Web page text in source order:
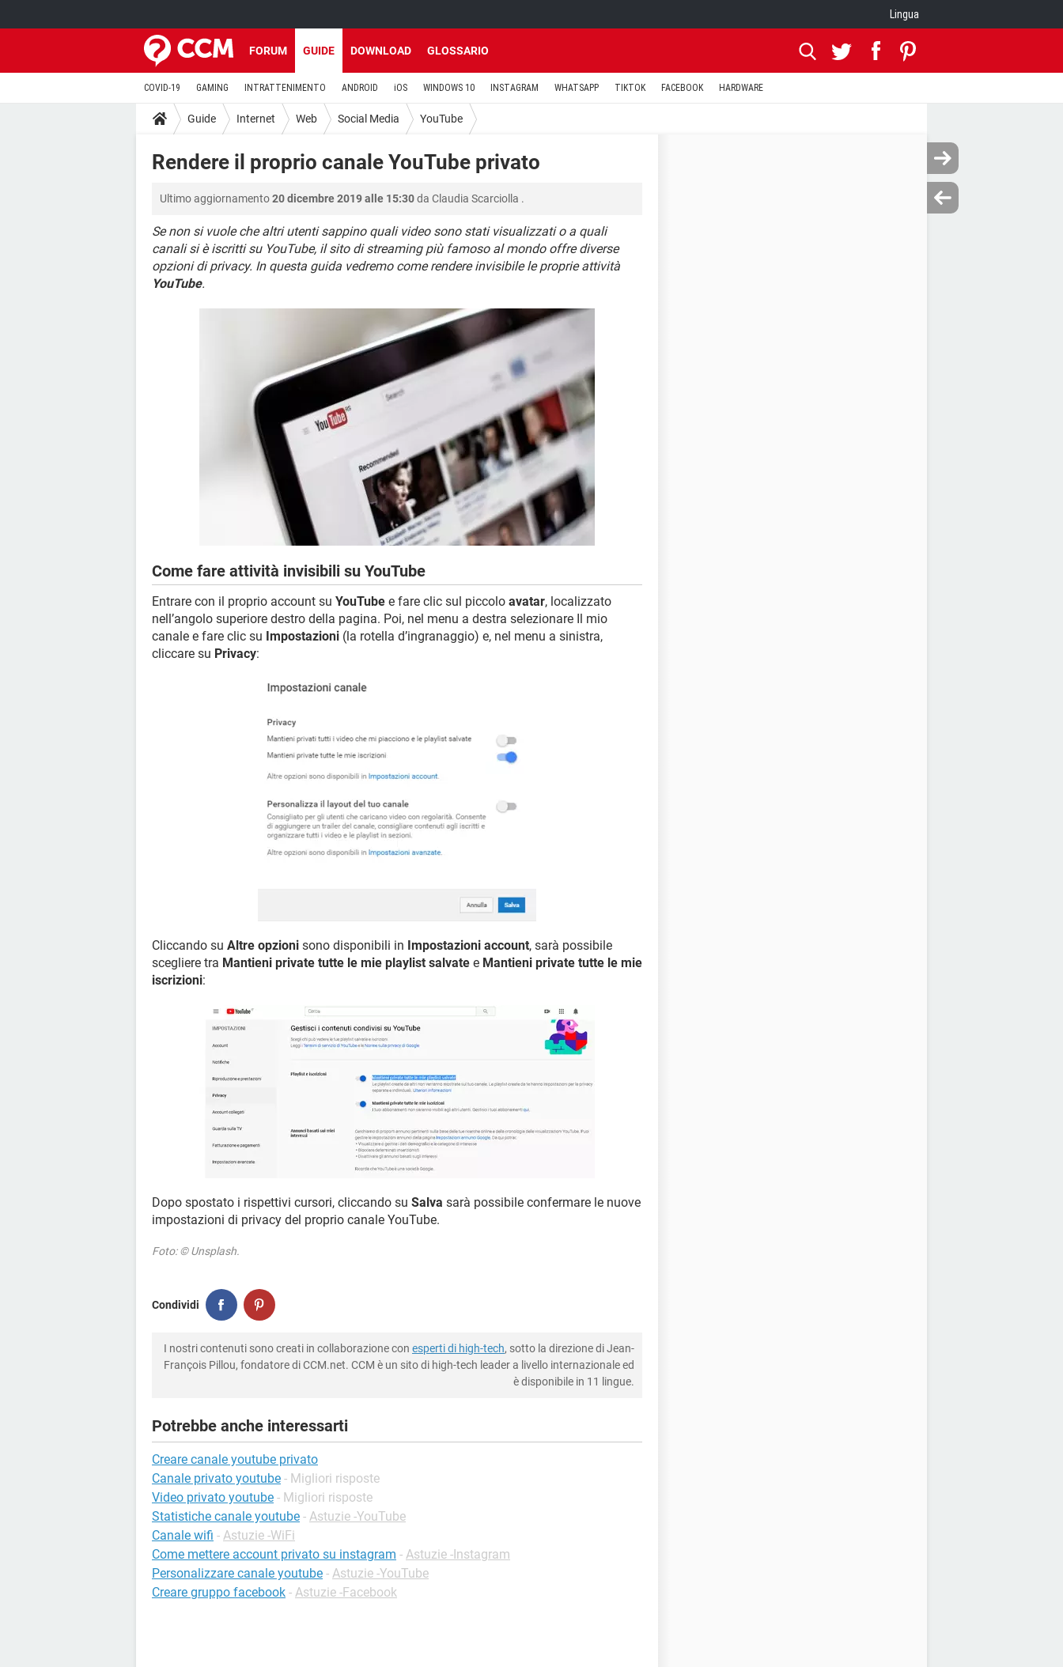
Lingua
FORUM GUIDE DOWNLOAD GLOSSARIO
COVID-19 GAMING INTRATTENIMENTO ANDROID iOS WINDOWS 10 INSTAGRAM WHATSAPP TIKTOK FACEBOOK HARDWARE
Guide Internet Web Social Media YouTube
Rendere il proprio canale YouTube privato
Ultimo aggiornamento20 dicembre 2019 alle 15:30da Claudia Scarciolla .
Se non si vuole che altri utenti sappino quali video sono stati visualizzati o a quali
canali si è iscritti su YouTube, il sito di streaming più famoso al mondo offre diverse
opzioni di privacy. In questa guida vedremo come rendere invisibile le proprie attività
YouTube.
Come fare attività invisibili su YouTube
Entrare con il proprio account su YouTube e fare clic sul piccolo avatar, localizzato
nell’angolo superiore destro della pagina. Poi, nel menu a destra selezionare Il mio
canale e fare clic su Impostazioni (la rotella d’ingranaggio) e, nel menu a sinistra,
cliccare su Privacy:
Cliccando su Altre opzioni sono disponibili in Impostazioni account, sarà possibile
scegliere tra Mantieni private tutte le mie playlist salvate e Mantieni private tutte le mie
iscrizioni:
Dopo spostato i rispettivi cursori, cliccando su Salva sarà possibile confermare le nuove
impostazioni di privacy del proprio canale YouTube.
Foto: © Unsplash.
Condividi
I nostri contenuti sono creati in collaborazione con esperti di high-tech, sotto la direzione di Jean-
François Pillou, fondatore di CCM.net. CCM è un sito di high-tech leader a livello internazionale ed
è disponibile in 11 lingue.
Potrebbe anche interessarti
Creare canale youtube privato
Canale privato youtube - Migliori risposte
Video privato youtube - Migliori risposte
Statistiche canale youtube - Astuzie -YouTube
Canale wifi - Astuzie -WiFi
Come mettere account privato su instagram - Astuzie -Instagram
Personalizzare canale youtube - Astuzie -YouTube
Creare gruppo facebook - Astuzie -Facebook